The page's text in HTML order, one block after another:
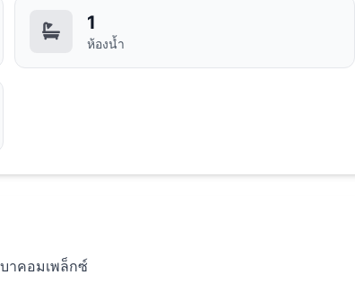
1
ห้องน้ำ
าคอมเพล็กซ์